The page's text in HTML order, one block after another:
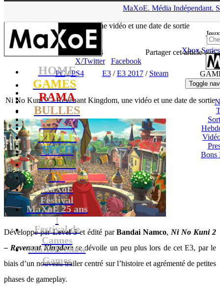
MaXoE. Média Indépendant.
HOME
GAMES
RAMA
BULLES
KISSA
STYLE
TECH
ZOOM
TV
MaXoE
Festival
MaXoE 25 ans
!
Festival de
Cannes
MaXoE Show
Games
Jeux
Xbox
Toggle
Bons
Revenant Kingdom, une vidéo et une date de sortie
- 13.06.17, 18:44
Partager cet article sur
X/Twitter
Facebook
PC/PS4 E3/E3 2017/ Steam
Ni No Kuni 2 – Revenant Kingdom, une vidéo et une date de sortie
Développé parLevel 5et édité parBandai Namco, Ni No Kuni 2
– Revenant Kingdomse dévoile un peu plus lors de cet E3, par le
biais d’un nouveau trailer centré sur l’histoire et agrémenté de petites
phases de gameplay.